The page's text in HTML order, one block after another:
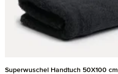
Superwuschel Handtuch 50X100 cm